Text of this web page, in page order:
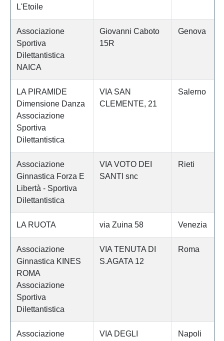
L'Etoile
Associazione
Sportiva
Dilettantistica
NAICA
Giovanni Caboto
15R
Genova
LA PIRAMIDE
Dimensione Danza
Associazione
Sportiva
Dilettantistica
VIA SAN
CLEMENTE, 21
Salerno
Associazione
Ginnastica Forza E
Libertà - Sportiva
Dilettantistica
VIA VOTO DEI
SANTI snc
Rieti
LA RUOTA via Zuina 58 Venezia
Associazione
Ginnastica KINES
ROMA
Associazione
Sportiva
Dilettantistica
VIA TENUTA DI
S.AGATA 12
Roma
Associazione
VIA DEGLI
Napoli